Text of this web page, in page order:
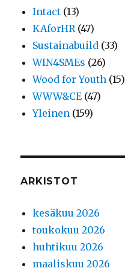
Intact (13)
KAforHR(47)
Sustainabuild (33)
WIN4SMEs (26)
Wood for Youth (15)
WWW&CE (47)
Yleinen (159)
ARKISTOT
kesäkuu 2026
toukokuu 2026
huhtikuu 2026
maaliskuu 2026